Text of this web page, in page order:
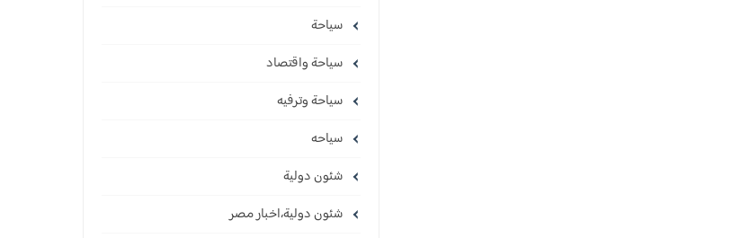
سياحة
سياحة واقتصاد
سياحة وترفيه
سياحه
شئون دولية
شئون دولية،اخبار مصر